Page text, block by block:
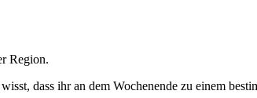
Region.
dass ihr an dem Wochenende zu einem